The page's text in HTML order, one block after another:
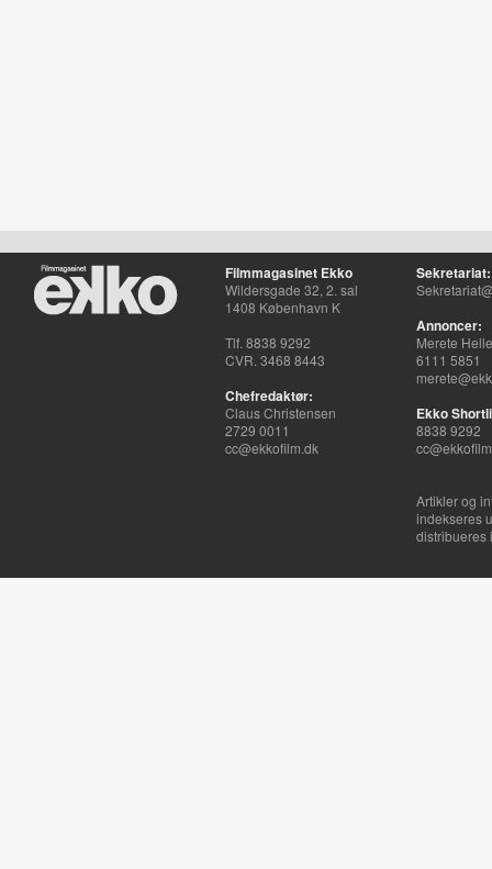
Filmmagasinet Ekko
Wildersgade 32, 2. sal
1408 København K
Tlf. 8838 9292
CVR. 3468 8443
Chefredaktør:
Claus Christensen
2729 0011
cc@ekkofilm.dk
Sekretariat:
Annoncer:
Merete
6111 5851
Ekko
8838 9292
Artikler og
indekseres
distribueres